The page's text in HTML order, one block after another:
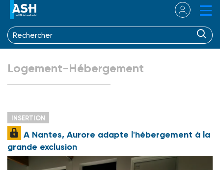
Logement-Hébergement
INSERTION
A Nantes, Aurore adapte l'hébergement à la
grande exclusion